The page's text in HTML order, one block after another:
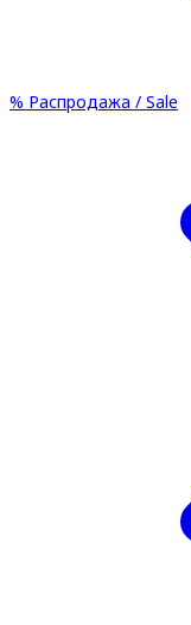
% Распродажа / Sale